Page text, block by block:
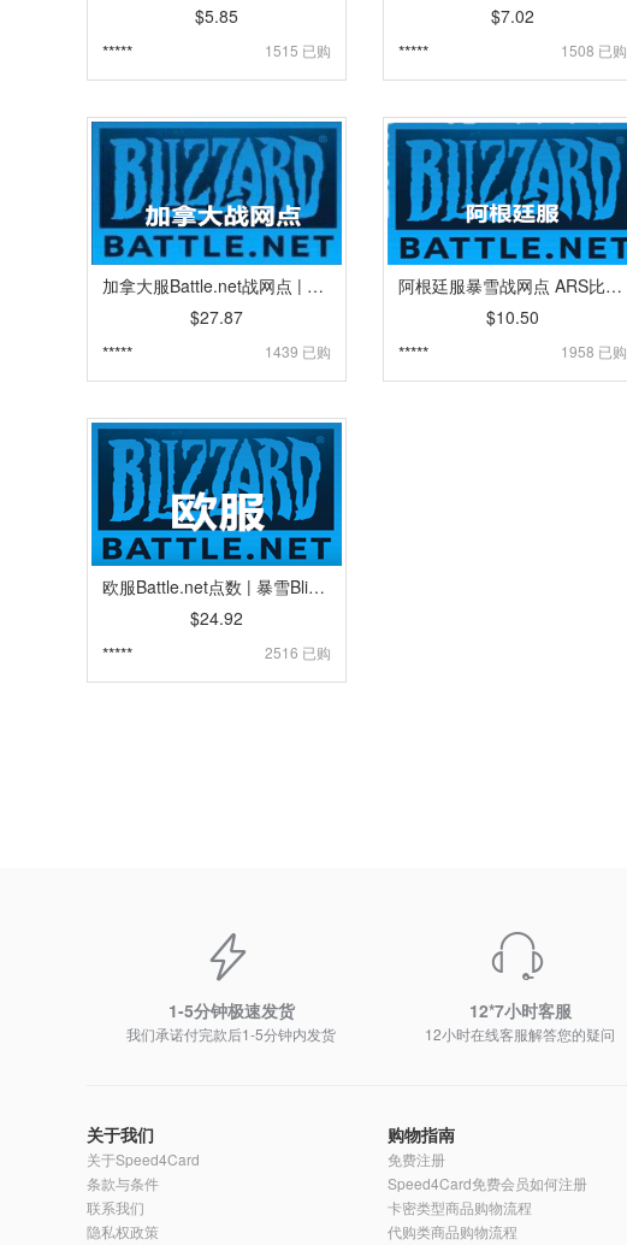
$5.85
*****
1515 已购
$7.02
*****
1508 已购
加拿大服Battle.net战网点 | 暴雪Blizzard礼品卡卡密 | 魔兽,炉石传说,暗黑4,守望先锋,风暴英雄 [自动发货]
$27.87
*****
1439 已购
阿根廷服暴雪战网点 ARS比索暗黑4WOW使命召唤魔兽炉石传说月卡 [人工代充]
$10.50
*****
1958 已购
欧服Battle.net点数 | 暴雪Blizzard战网点礼品卡卡密 | 欧服魔兽,炉石传说,暗黑4,守望先锋,风暴英雄 [自动发货]
$24.92
*****
2516 已购
1-5分钟极速发货
我们承诺付完款后1-5分钟内发货
12*7小时客服
12小时在线客服解答您的疑问
关于我们
关于Speed4Card
条款与条件
联系我们
隐私权政策
购物指南
免费注册
Speed4Card免费会员如何注册
卡密类型商品购物流程
代购类商品购物流程